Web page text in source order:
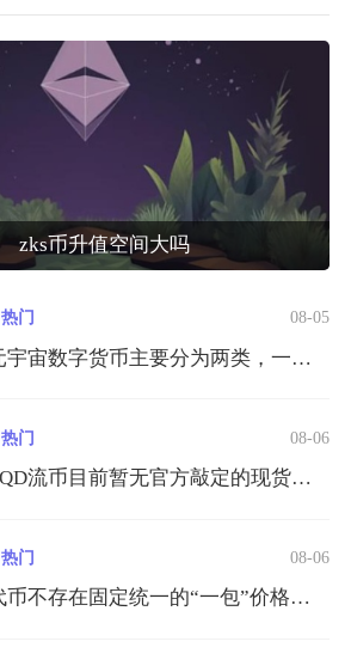
zks币升值空间大吗
热门 08-05
元宇宙数字货币主要分为两类，一类是Sandbox、Decen...
热门 08-06
LQD流币目前暂无官方敲定的现货交易所上线日期，仅在2026...
热门 08-06
代币不存在固定统一的“一包”价格，一包代币的实际价值由发售定...